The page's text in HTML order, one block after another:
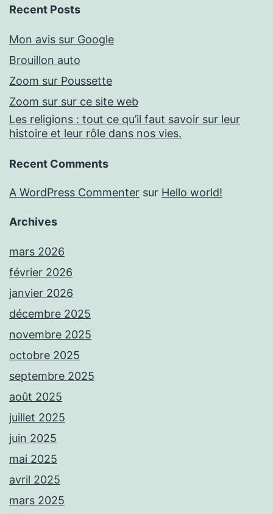
Recent Posts
Mon avis sur Google
Brouillon auto
Zoom sur Poussette
Zoom sur sur ce site web
Les religions : tout ce qu’il faut savoir sur leur
histoire et leur rôle dans nos vies.
Recent Comments
A WordPress Commenter sur Hello world!
Archives
mars 2026
février 2026
janvier 2026
décembre 2025
novembre 2025
octobre 2025
septembre 2025
août 2025
juillet 2025
juin 2025
mai 2025
avril 2025
mars 2025